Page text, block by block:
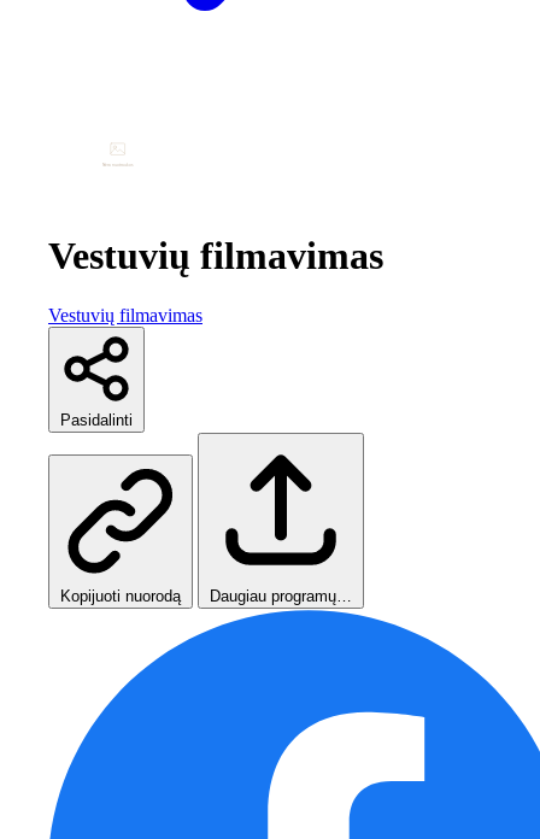
Vestuvių filmavimas
Vestuvių filmavimas
Pasidalinti
Kopijuoti nuorodą Daugiau programų…